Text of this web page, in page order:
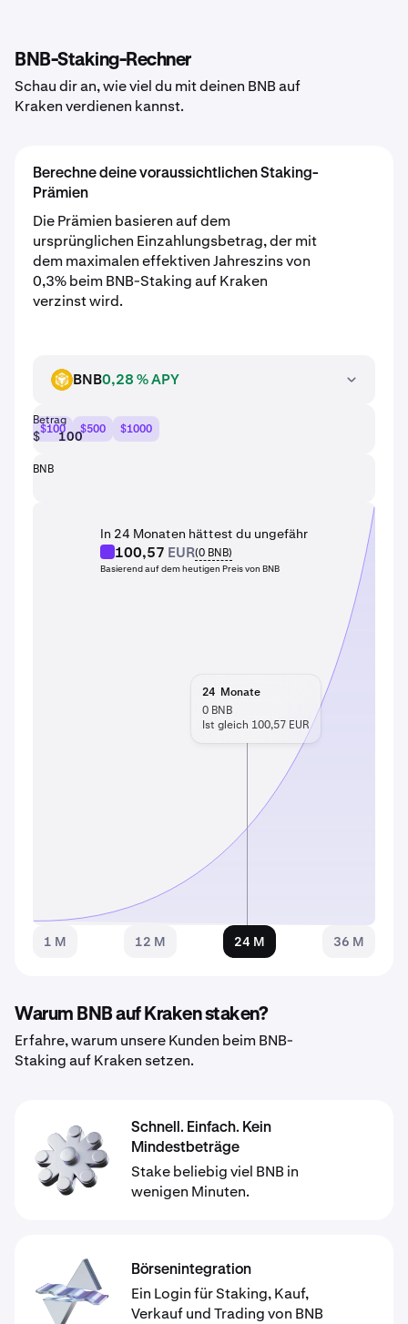
BNB-Staking-Rechner
Schau dir an, wie viel du mit deinen BNB auf
Kraken verdienen kannst.
Berechne deine voraussichtlichen Staking-
Prämien
Die Prämien basieren auf dem
ursprünglichen Einzahlungsbetrag, der mit
dem maximalen effektiven Jahreszins von
0,3% beim BNB-Staking auf Kraken
verzinst wird.
BNB BNB0,28 % APY
Betrag
$$100 $500 $1000
BNB
In 24 Monaten hättest du ungefähr
100,57 EUR(0 BNB)
Basierend auf dem heutigen Preis von BNB
24 Monate
0 BNB
Ist gleich 100,57 EUR
1 M 12 M 24 M 36 M
Warum BNB auf Kraken staken?
Erfahre, warum unsere Kunden beim BNB-
Staking auf Kraken setzen.
Schnell. Einfach. Kein
Mindestbeträge
Stake beliebig viel BNB in
wenigen Minuten.
Börsenintegration
Ein Login für Staking, Kauf,
Verkauf und Trading von BNB